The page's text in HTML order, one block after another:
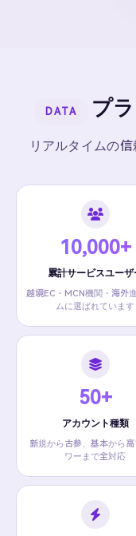
DATA プ
リアルタイムの
10,000+
累計サービスユーザ
越境EC・MCN機関・海外
ムに選ばれています
50+
アカウント種類
新規から古参、基本から高
ワーまで全対応